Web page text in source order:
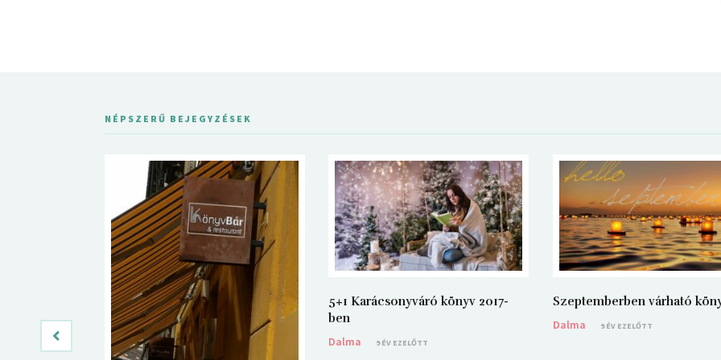
NÉPSZERŰ BEJEGYZÉSEK
5+1 Karácsonyváró könyv 2017-
ben
Dalma
9 ÉV EZELŐTT
Szeptemberben várható
Dalma
9 ÉV EZELŐTT